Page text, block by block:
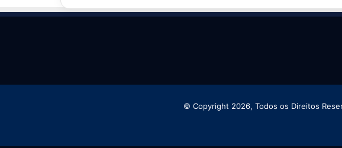
© Copyright 2026, Todos os Direitos